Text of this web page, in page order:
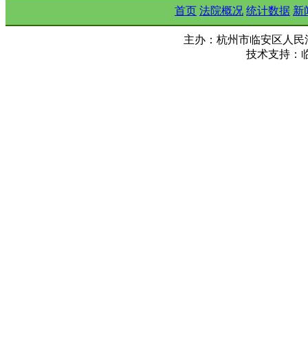
首页 法院概况 统计数据 新
主办：杭州市临安区人民
技术支持：